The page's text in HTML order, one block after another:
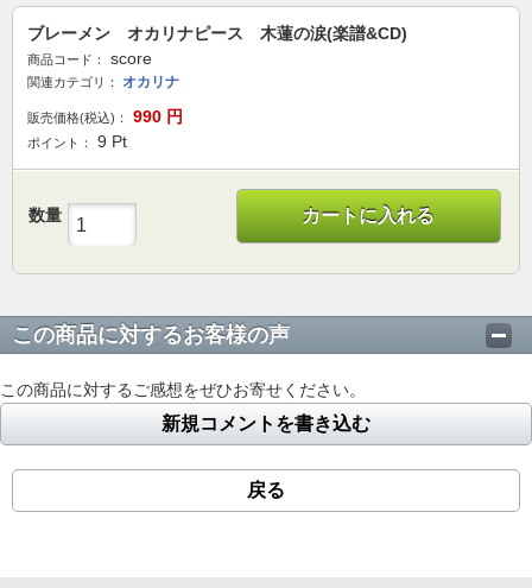
ブレーメン オカリナピース 木蓮の涙(楽譜&CD)
商品コード： score
関連カテゴリ： オカリナ
販売価格(税込)： 990 円
ポイント： 9 Pt
数量 カートに入れる
この商品に対するお客様の声
この商品に対するご感想をぜひお寄せください。
新規コメントを書き込む
戻る